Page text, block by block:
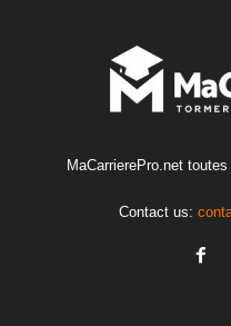
MaCarrierePro.net
Contact us: